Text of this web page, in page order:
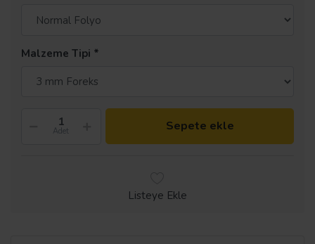
Malzeme Tipi
Adet Sepete ekle
Listeye Ekle